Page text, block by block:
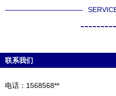
联系我们
电话：1568568**